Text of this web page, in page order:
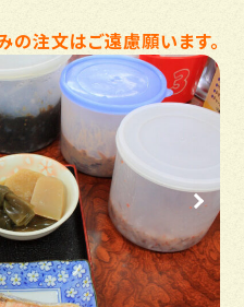
注文はご遠慮願います。